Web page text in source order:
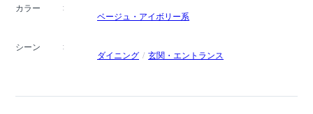
カラー
ベージュ・アイボリー系
シーン
ダイニング
玄関・エントランス